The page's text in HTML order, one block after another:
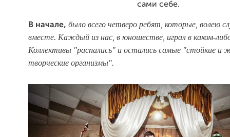
сами себе.
В начале, было всего четверо ребят, которые, волею
вместе. Каждый из нас, в юношестве, играл в каком-
Коллективы "распались" и остались самые "стойкие и
творческие организмы".